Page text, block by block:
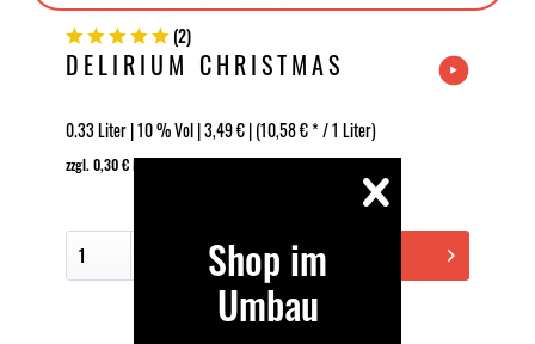
(2)
DELIRIUM CHRISTMAS
0.33 Liter | 10 % Vol | 3,49 € | (10,58 € * / 1 Liter)
zzgl. 0,30 € MEHRWEG-Pfand
In den Warenkorb
Shop im
Umbau